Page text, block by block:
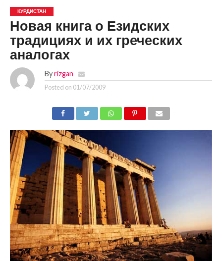
КУРДИСТАН
Новая книга о Езидских
традициях и их греческих
аналогах
By rizgan
Posted on 01/07/2009